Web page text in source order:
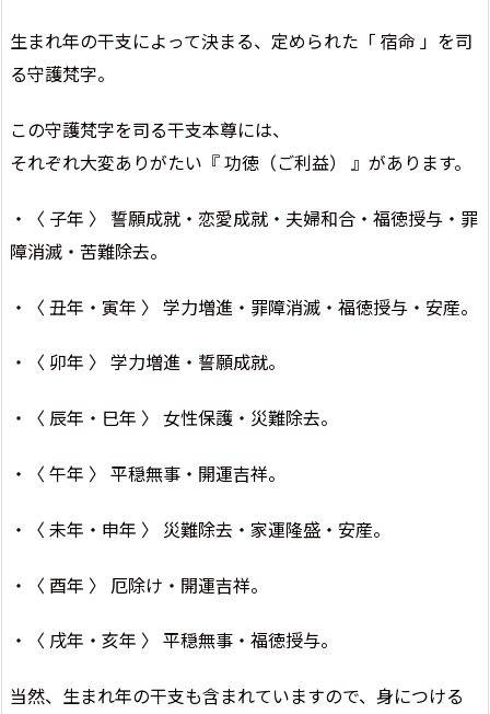
生まれ年の干支によって決まる、定められた「 宿命 」を司
る守護梵字。
この守護梵字を司る干支本尊には、
それぞれ大変ありがたい『 功徳（ご利益） 』があります。
・〈 子年 〉 誓願成就・恋愛成就・夫婦和合・福徳授与・罪
障消滅・苦難除去。
・〈 丑年・寅年 〉 学力増進・罪障消滅・福徳授与・安産。
・〈 卯年 〉 学力増進・誓願成就。
・〈 辰年・巳年 〉 女性保護・災難除去。
・〈 午年 〉 平穏無事・開運吉祥。
・〈 未年・申年 〉 災難除去・家運隆盛・安産。
・〈 酉年 〉 厄除け・開運吉祥。
・〈 戌年・亥年 〉 平穏無事・福徳授与。
当然、生まれ年の干支も含まれていますので、身につける